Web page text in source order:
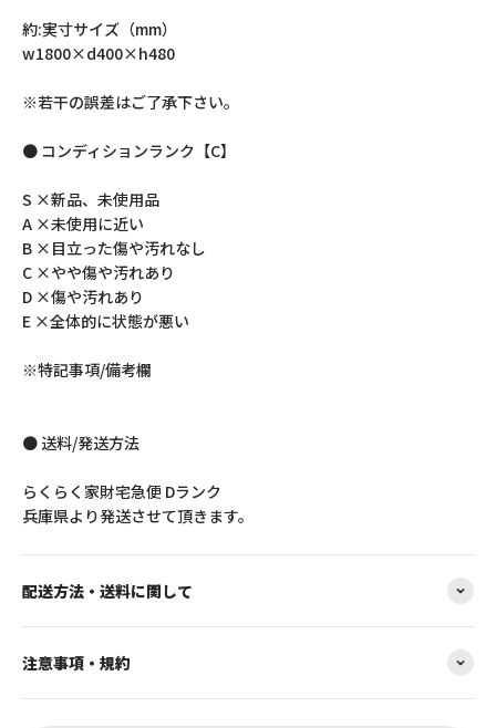
約:実寸サイズ（mm）
w1800×d400×h480
※若干の誤差はご了承下さい。
● コンディションランク【C】
S ×新品、未使用品
A ×未使用に近い
B ×目立った傷や汚れなし
C ×やや傷や汚れあり
D ×傷や汚れあり
E ×全体的に状態が悪い
※特記事項/備考欄
● 送料/発送方法
らくらく家財宅急便 Dランク
兵庫県より発送させて頂きます。
配送方法・送料に関して
注意事項・規約